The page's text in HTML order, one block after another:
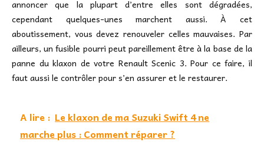
annoncer que la plupart d’entre elles sont dégradées,
cependant quelques-unes marchent aussi. À cet
aboutissement, vous devez renouveler celles mauvaises. Par
ailleurs, un fusible pourri peut pareillement être à la base de la
panne du klaxon de votre Renault Scenic 3. Pour ce faire, il
faut aussi le contrôler pour s’en assurer et le restaurer.
A lire : Le klaxon de ma Suzuki Swift 4 ne
marche plus : Comment réparer ?